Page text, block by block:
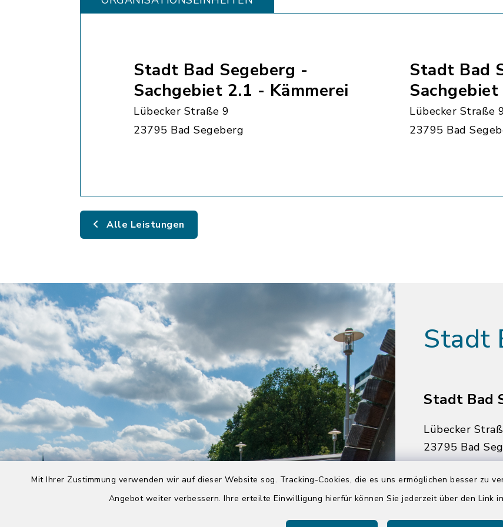
Mit Ihrer Zustimmung verwenden wir auf dieser Website sog. Tracking-Cookies, die es uns ermöglichen besser zu
Angebot weiter verbessern. Ihre erteilte Einwilligung hierfür können Sie jederzeit über den Link
Stadt Bad Segeberg -
Sachgebiet 2.1 - Kämmerei
Lübecker Straße 9
23795 Bad Segeberg
Stadt Bad
Lübecker Straße
23795 Bad
Alle Leistungen
Stadt
Stadt Bad
Lübecker
23795 Bad